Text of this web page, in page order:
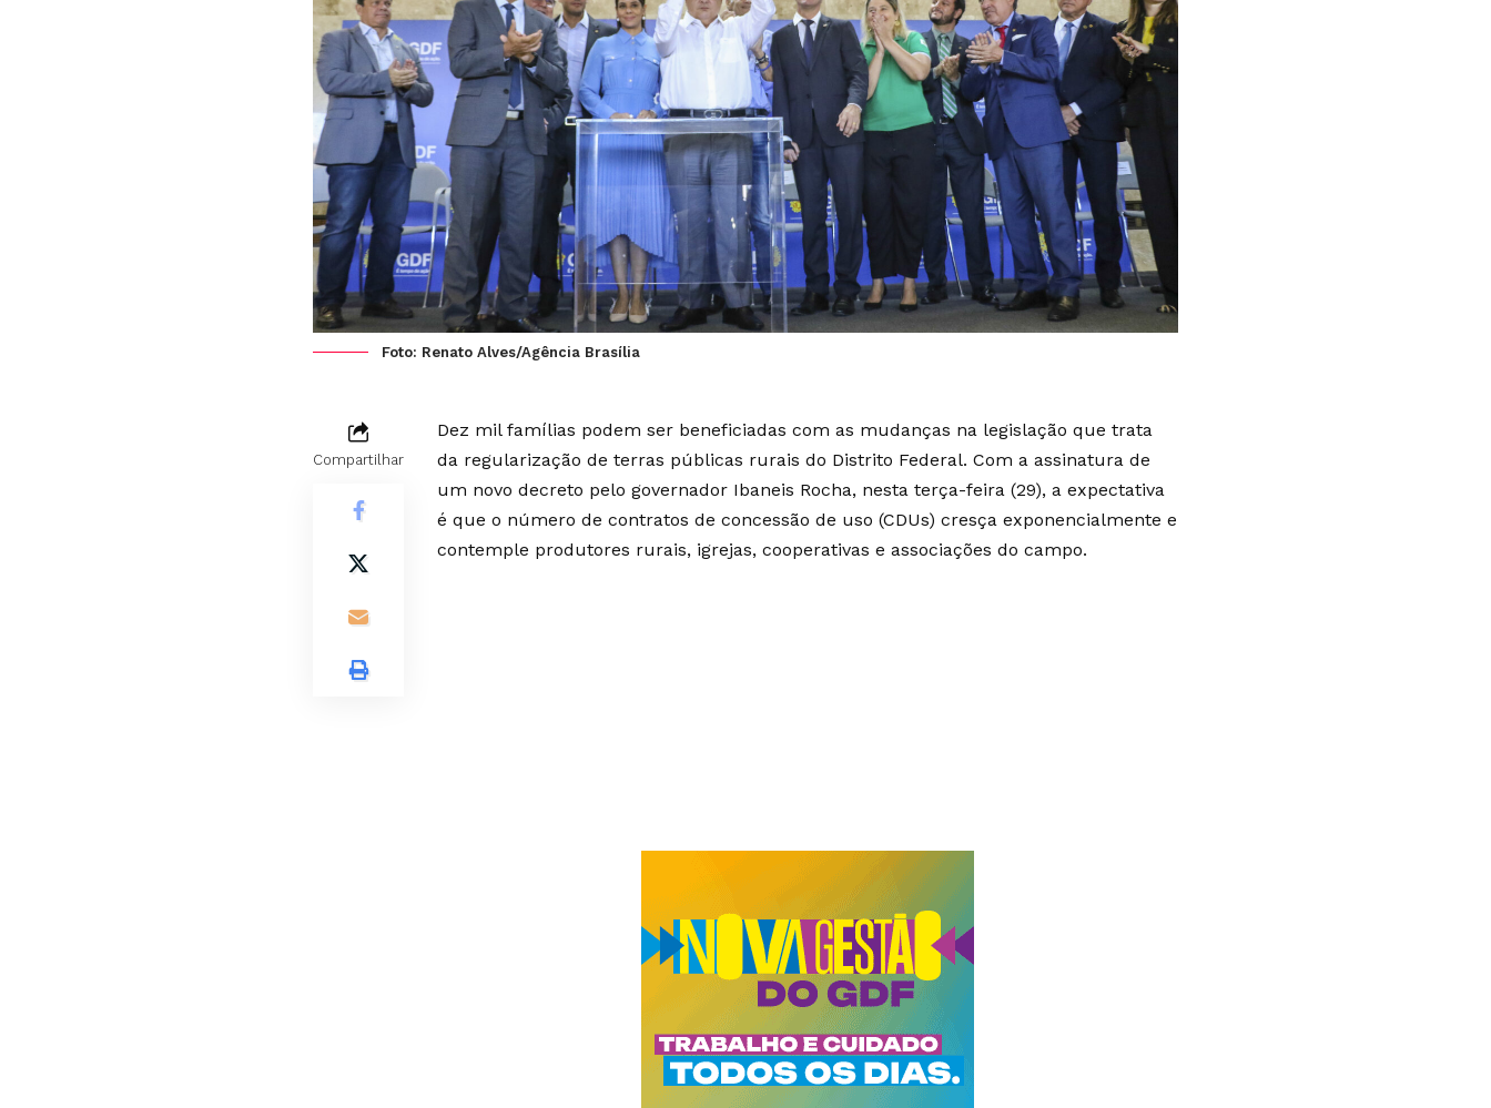
Foto: Renato Alves/Agência Brasília
Compartilhar
Dez mil famílias podem ser beneficiadas com as mudanças na legislação que trata
da regularização de terras públicas rurais do Distrito Federal. Com a assinatura de
um novo decreto pelo governador Ibaneis Rocha, nesta terça-feira (29), a expectativa
é que o número de contratos de concessão de uso (CDUs) cresça exponencialmente e
contemple produtores rurais, igrejas, cooperativas e associações do campo.